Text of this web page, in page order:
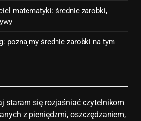
matematyki: średnie zarobki,
poznajmy średnie zarobki na tym
staram się rozjaśniać czytelnikom
z pieniędzmi, oszczędzaniem,